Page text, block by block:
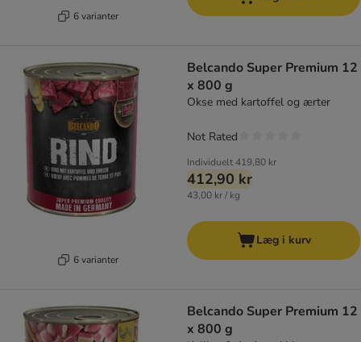
6 varianter
6 varianter
Belcando Super Premium 12
x 800 g
Okse med kartoffel og ærter
Individuelt419,80 kr
412,90 kr
43,00 kr / kg
Not Rated
Læg i kurv
Belcando Super Premium 12
x 800 g